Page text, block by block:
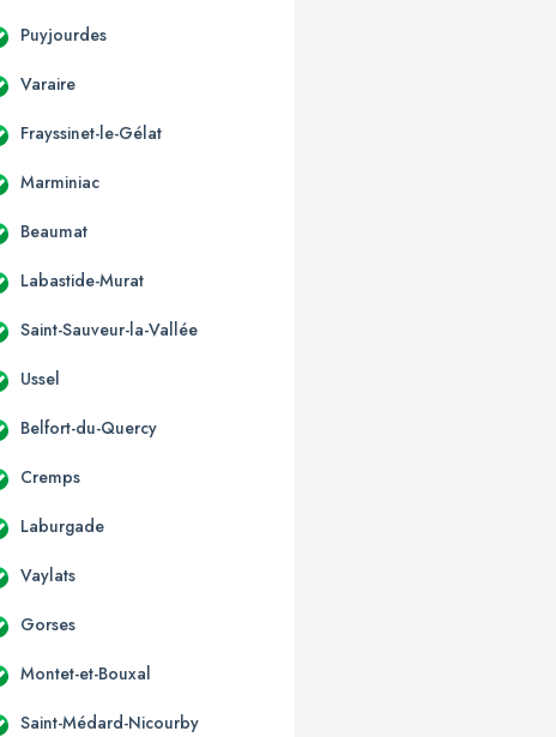
Puyjourdes
Varaire
Frayssinet-le-Gélat
Marminiac
Beaumat
Labastide-Murat
Saint-Sauveur-la-Vallée
Ussel
Belfort-du-Quercy
Cremps
Laburgade
Vaylats
Gorses
Montet-et-Bouxal
Saint-Médard-Nicourby